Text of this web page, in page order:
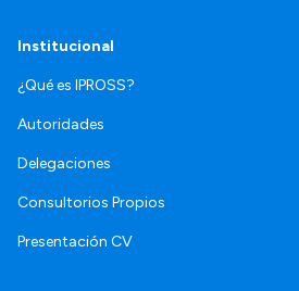
Institucional
¿Qué es IPROSS?
Autoridades
Delegaciones
Consultorios Propios
Presentación CV